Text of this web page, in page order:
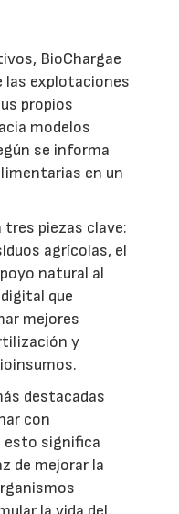
BioChargae
las explotaciones
propios
modelos
se informa
en un
tres piezas clave:
agrícolas, el
natural al
que
mejores
y
destacadas
con
esto significa
de mejorar la